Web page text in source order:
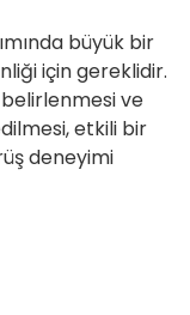
büyük bir
için gereklidir.
ve
etkili bir
deneyimi